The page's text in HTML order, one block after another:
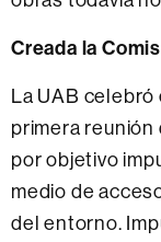
Creada la
La UAB celebró
primera reunión
por objetivo
medio de
del entorno.